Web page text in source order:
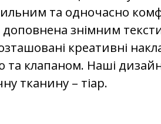
та одночасно
доповнена знімним
креативні
та клапаном. Наші
тканину – тіар.